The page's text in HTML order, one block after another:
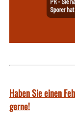
Haben Sie einen
gerne!